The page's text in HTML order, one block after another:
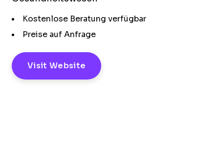
Kostenlose Beratung verfügbar
Preise auf Anfrage
Visit Website